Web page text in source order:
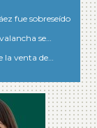
fue sobreseído
se…
la venta de…